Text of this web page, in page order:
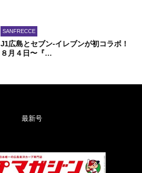
SANFRECCE
J1広島とセブン-イレブンが初コラボ！
８月４日〜『…
最新号